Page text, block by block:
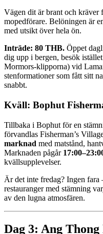
Vägen dit är brant och kräver
mopedförare. Belöningen är
med utsikt över hela ön.
Inträde: 80 THB. Öppet
dig upp i bergen, besök istället
Mormors-klipporna) vid
stenformationer som fått sitt
snabbt.
Kväll: Bophut
Tillbaka i Bophut för en
förvandlas Fisherman’s
marknad med matstånd,
Marknaden pågår
kvällsupplevelser.
Är det inte fredag? Ingen
restauranger med stämning
av den lugna atmosfären.
Dag 3: Ang